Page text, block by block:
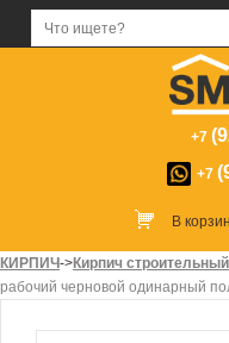
+7
+7
В
КИРПИЧ->Кирпич строительный
рабочий черновой одинарный